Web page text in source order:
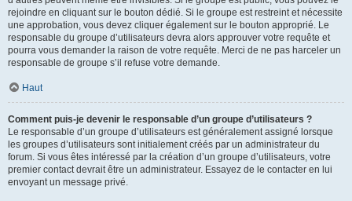
rejoindre en cliquant sur le bouton dédié. Si le groupe est restreint et nécessite
une approbation, vous devez cliquer également sur le bouton approprié. Le
responsable du groupe d’utilisateurs devra alors approuver votre requête et
pourra vous demander la raison de votre requête. Merci de ne pas harceler un
responsable de groupe s’il refuse votre demande.
Haut
Comment puis-je devenir le responsable d’un groupe d’utilisateurs ?
Le responsable d’un groupe d’utilisateurs est généralement assigné lorsque
les groupes d’utilisateurs sont initialement créés par un administrateur du
forum. Si vous êtes intéressé par la création d’un groupe d’utilisateurs, votre
premier contact devrait être un administrateur. Essayez de le contacter en lui
envoyant un message privé.